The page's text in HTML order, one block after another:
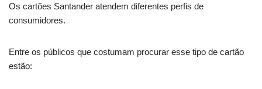
Os cartões Santander atendem diferentes perfis de
consumidores.
Entre os públicos que costumam procurar esse tipo de cartão
estão: